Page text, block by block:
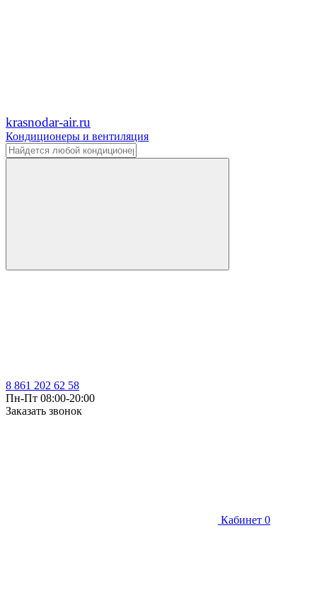
krasnodar-air.ru
Кондиционеры и вентиляция
8 861 202 62 58
Пн-Пт 08:00-20:00
Заказать звонок
Кабинет 0